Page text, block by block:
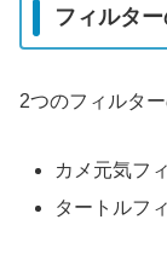
フィルタ
2つのフィルター
カメ元気フ
タートルフ